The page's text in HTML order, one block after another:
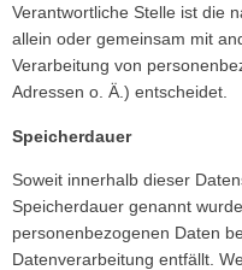
Verantwortliche Stelle ist die
allein oder gemeinsam mit
Verarbeitung von
Adressen o. Ä.) entscheidet.
Speicherdauer
Soweit innerhalb dieser
Speicherdauer genannt
personenbezogenen Daten
Datenverarbeitung entfällt.